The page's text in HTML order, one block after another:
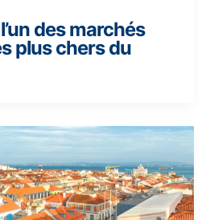
des marchés
plus chers du